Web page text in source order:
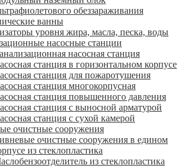
обеззараживания
ванны
уровня жира, масла, песка, воды
насосные станции
насосная станция
станция в горизонтальном корпусе
станция для пожаротушения
станция многокорпусная
станция повышенного давления
станция с выносной арматурой
станция с сухой камерой
очистные сооружения
очистные сооружения в едином
из стеклопластика
из стеклопластика